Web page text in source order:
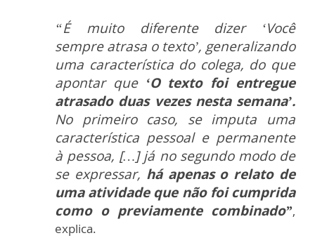
“É muito diferente dizer ‘Você
sempre atrasa o texto’, generalizando
uma característica do colega, do que
apontar que ‘O texto foi entregue
atrasado duas vezes nesta semana’.
No primeiro caso, se imputa uma
característica pessoal e permanente
à pessoa, […] já no segundo modo de
se expressar, há apenas o relato de
uma atividade que não foi cumprida
como o previamente combinado”,
explica.